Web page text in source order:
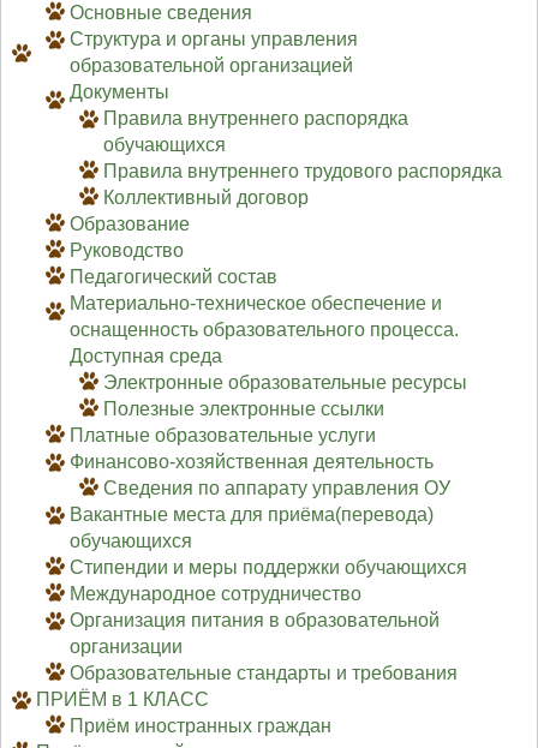
Основные сведения
Структура и органы управления
образовательной организацией
Документы
Правила внутреннего распорядка
обучающихся
Правила внутреннего трудового распорядка
Коллективный договор
Образование
Руководство
Педагогический состав
Материально-техническое обеспечение и
оснащенность образовательного процесса.
Доступная среда
Электронные образовательные ресурсы
Полезные электронные ссылки
Платные образовательные услуги
Финансово-хозяйственная деятельность
Сведения по аппарату управления ОУ
Вакантные места для приёма(перевода)
обучающихся
Стипендии и меры поддержки обучающихся
Международное сотрудничество
Организация питания в образовательной
организации
Образовательные стандарты и требования
ПРИЁМ в 1 КЛАСС
Приём иностранных граждан